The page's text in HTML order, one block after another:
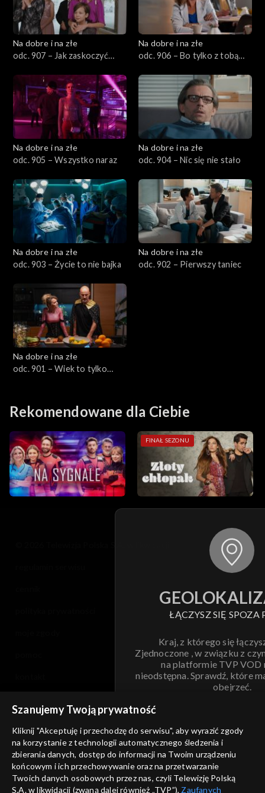
Na dobre i na złe
odc. 907 – Jak zaskoczyć
Na dobre i na złe
odc. 906 – Bo tylko z tobą
Na dobre i na złe
odc. 905 – Wszystko naraz
Na dobre i na złe
odc. 904 – Nic się nie stało
Na dobre i na złe
odc. 903 – Życie to nie bajka
Na dobre i na złe
odc. 902 – Pierwszy taniec
Na dobre i na złe
odc. 901 – Wiek to tylko
Rekomendowane dla Ciebie
FINAŁ SEZONU
ŁĄCZYSZ SIĘ SPOZA
Kraj, z którego się
Zjednoczone , w związku z
na platformie TVP VOD
nieodstępna. Sprawdź, które
obejrzeć.
ANULUJ
informacje o dostawcy usług
Szanujemy Twoją prywatność
Kliknij "Akceptuję i przechodzę do serwisu", aby wyrazić zgody
na korzystanie z technologii automatycznego śledzenia i
zbierania danych, dostęp do informacji na Twoim urządzeniu
końcowym i ich przechowywanie oraz na przetwarzanie
Twoich danych osobowych przez nas, czyli Telewizję Polską
S.A. w likwidacji (zwaną dalej również „TVP”), Zaufanych